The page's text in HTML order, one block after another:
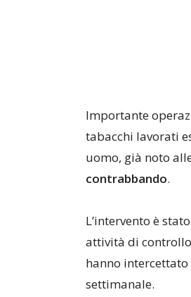
Importante
tabacchi lavorati
uomo, già noto
contrabbando.
L’intervento è
attività di
hanno
settimanale.